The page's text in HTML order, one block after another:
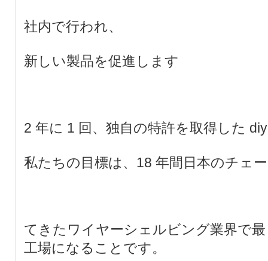
社内で行われ、
新しい製品を促進します
2 年に 1 回、独自の特許を取得した
私たちの目標は、18 年間日本のチェ
てきたワイヤーシェルビング業界で
工場になることです。